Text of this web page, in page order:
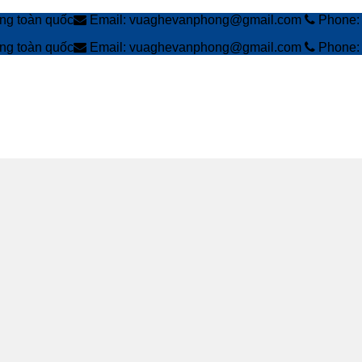
toàn quốc Email: vuaghevanphong@gmail.com
toàn quốc Email: vuaghevanphong@gmail.com